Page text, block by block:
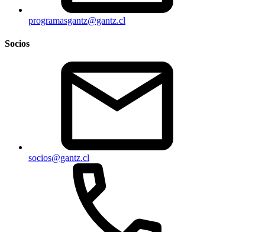
programasgantz@gantz.cl
Socios
socios@gantz.cl